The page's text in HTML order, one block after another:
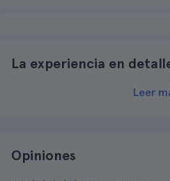
La experiencia en
Leer
Opiniones